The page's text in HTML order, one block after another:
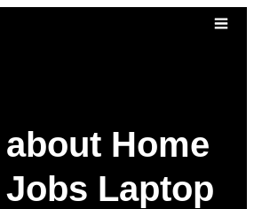
Home
Laptop